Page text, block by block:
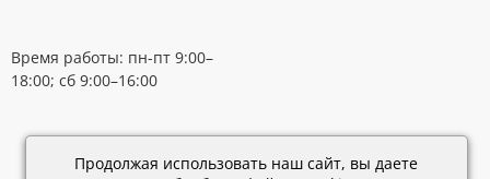
Время работы: пн-пт 9:00–
18:00; сб 9:00–16:00
Каталог
28.02.2019
Продолжая использовать наш сайт, вы даете